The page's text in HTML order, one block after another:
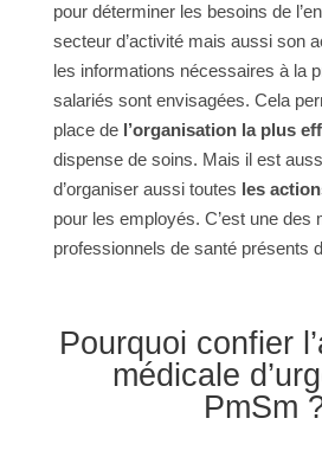
pour déterminer les besoins de
secteur d’activité mais aussi son
les informations nécessaires à la
salariés sont envisagées. Cela
place de l’organisation la plus
dispense de soins. Mais il est
d’organiser aussi toutes les
pour les employés. C’est une des
professionnels de santé présents
Pourquoi confier
médicale
PmSm